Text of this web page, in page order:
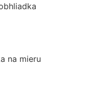
na mieru